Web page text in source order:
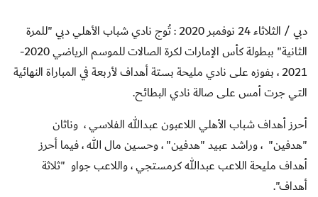
دبي / الثلاثاء 24 نوفمبر 2020 : تُوج نادي شباب الأهلي دبي "للمرة
الثانية" ببطولة كأس الإمارات لكرة الصالات للموسم الرياضي 2020-
2021 ، بفوزه على نادي مليحة بستة أهداف لأربعة في المباراة النهائية
التي جرت أمس على صالة نادي البطائح.
أحرز أهداف شباب الأهلي اللاعبون عبدالله الفلاسي ، وناثان
"هدفين" ، وراشد عبيد "هدفين" ، وحسين مال الله ، فيما أحرز
أهداف مليحة اللاعب عبدالله كرمستجي ، واللاعب جواو "ثلاثة
أهداف".